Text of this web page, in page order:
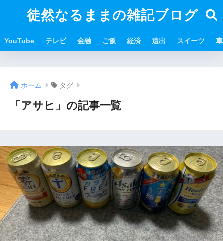
徒然なるままの雑記ブログ
YouTube テレビ 金融 ご飯 経済 遠出 スイーツ 車
ホーム タグ
「アサヒ」の記事一覧